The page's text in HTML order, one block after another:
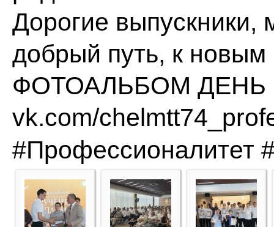
Дорогие выпускники,
добрый путь, к
ФОТОАЛЬБОМ ДЕНЬ
vk.com/
#Профессионалитет